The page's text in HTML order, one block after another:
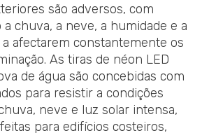
são adversos, com
chuva, a neve, a humidade e a
afectarem constantemente os
As tiras de néon LED
de água são concebidas com
para resistir a condições
neve e luz solar intensa,
para edifícios costeiros,